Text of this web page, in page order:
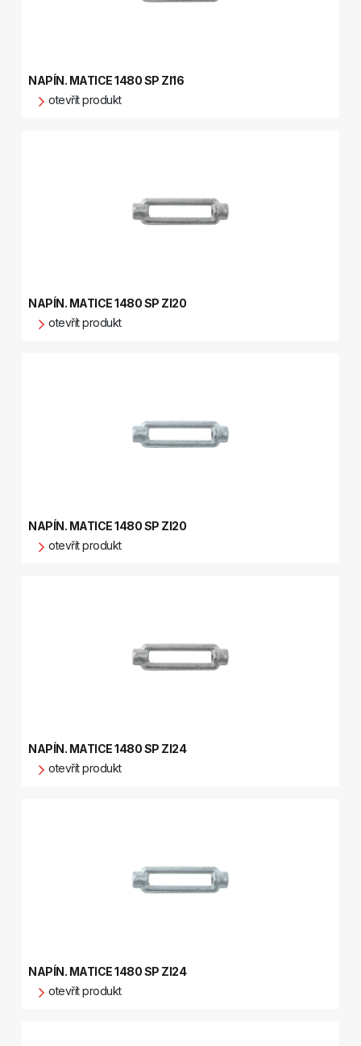
NAPÍN. MATICE 1480 SP ZI16
otevřít produkt
NAPÍN. MATICE 1480 SP ZI20
otevřít produkt
NAPÍN. MATICE 1480 SP ZI20
otevřít produkt
NAPÍN. MATICE 1480 SP ZI24
otevřít produkt
NAPÍN. MATICE 1480 SP ZI24
otevřít produkt